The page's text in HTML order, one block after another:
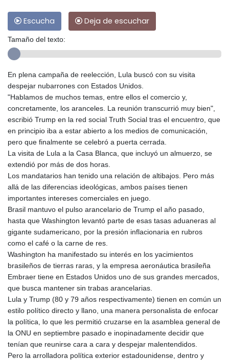
Escucha Deja de escuchar
Tamaño del texto:
En plena campaña de reelección, Lula buscó con su visita
despejar nubarrones con Estados Unidos.
"Hablamos de muchos temas, entre ellos el comercio y,
concretamente, los aranceles. La reunión transcurrió muy bien",
escribió Trump en la red social Truth Social tras el encuentro, que
en principio iba a estar abierto a los medios de comunicación,
pero que finalmente se celebró a puerta cerrada.
La visita de Lula a la Casa Blanca, que incluyó un almuerzo, se
extendió por más de dos horas.
Los mandatarios han tenido una relación de altibajos. Pero más
allá de las diferencias ideológicas, ambos países tienen
importantes intereses comerciales en juego.
Brasil mantuvo el pulso arancelario de Trump el año pasado,
hasta que Washington levantó parte de esas tasas aduaneras al
gigante sudamericano, por la presión inflacionaria en rubros
como el café o la carne de res.
Washington ha manifestado su interés en los yacimientos
brasileños de tierras raras, y la empresa aeronáutica brasileña
Embraer tiene en Estados Unidos uno de sus grandes mercados,
que busca mantener sin trabas arancelarias.
Lula y Trump (80 y 79 años respectivamente) tienen en común un
estilo político directo y llano, una manera personalista de enfocar
la política, lo que les permitió cruzarse en la asamblea general de
la ONU en septiembre pasado e inopinadamente decidir que
tenían que reunirse cara a cara y despejar malentendidos.
Pero la arrolladora política exterior estadounidense, dentro y